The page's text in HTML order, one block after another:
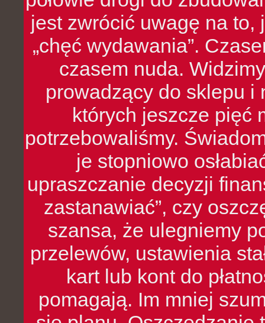
jest zwrócić uwagę na to,
„chęć wydawania”.
czasem nuda.
prowadzący do sklepu i
których jeszcze pięć
potrzebowaliśmy.
je stopniowo
upraszczanie decyzji
zastanawiać”, czy
szansa, że ulegniemy
przelewów, ustawienia
kart lub kont do
pomagają. Im mniej